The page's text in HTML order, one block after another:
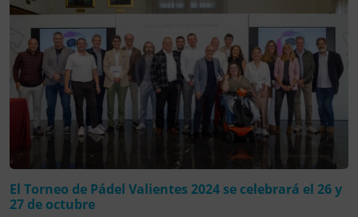
El Torneo de Pádel Valientes 2024 se celebrará el 26 y
27 de octubre